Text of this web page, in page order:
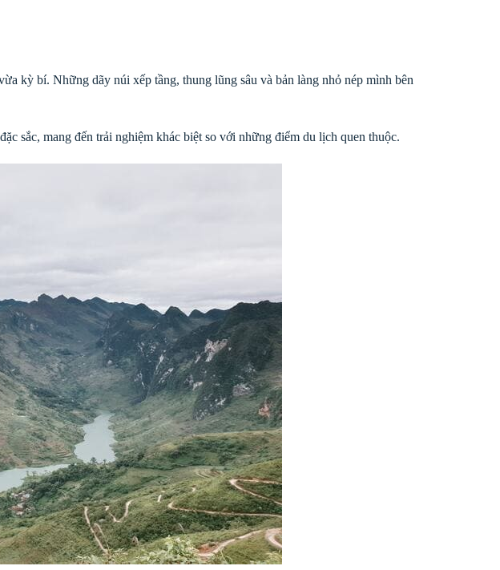
kỳ bí. Những dãy núi xếp tầng, thung lũng sâu và bản làng nhỏ nép mình bên
sắc, mang đến trải nghiệm khác biệt so với những điểm du lịch quen thuộc.